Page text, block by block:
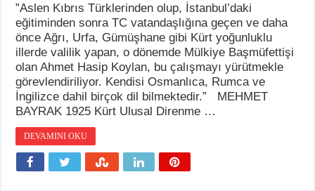
”Aslen Kıbrıs Türklerinden olup, İstanbul’daki
eğitiminden sonra TC vatandaşlığına geçen ve daha
önce Ağrı, Urfa, Gümüşhane gibi Kürt yoğunluklu
illerde valilik yapan, o dönemde Mülkiye Başmüfettişi
olan Ahmet Hasip Koylan, bu çalışmayı yürütmekle
görevlendiriliyor. Kendisi Osmanlıca, Rumca ve
İngilizce dahil birçok dil bilmektedir.” MEHMET
BAYRAK 1925 Kürt Ulusal Direnme …
DEVAMINI OKU